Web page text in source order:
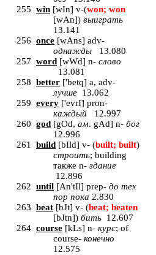
255 win [wIn] v-(won; won
[wAn]) выиграть
13.141
256 once [wAns] adv-
однажды
13.080
257 word [wWd] n- слово
13.081
258 better ['betq] a, adv-
лучше 13.062
259 every ['evrI] pron-
каждый
12.997
260 god [gOd, ам. gAd] n- бог
12.996
261 build [bIld] v- (built; built)
строить; building
также n- здание
12.896
262 until [An'tIl] prep- до тех
пор пока 2.830
263 beat [bJt] v- (beat; beaten
[bJtn]) бить 12.607
264 course [kLs] n- курс; of
course- конечно
12.575